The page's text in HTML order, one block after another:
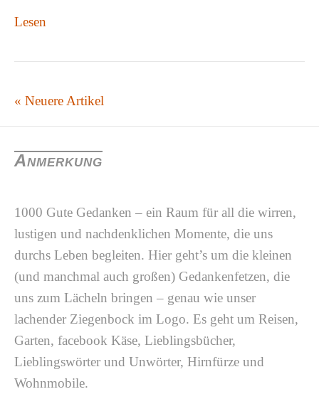
Lesen
« Neuere Artikel
Anmerkung
1000 Gute Gedanken – ein Raum für all die wirren,
lustigen und nachdenklichen Momente, die uns
durchs Leben begleiten. Hier geht’s um die kleinen
(und manchmal auch großen) Gedankenfetzen, die
uns zum Lächeln bringen – genau wie unser
lachender Ziegenbock im Logo. Es geht um Reisen,
Garten, facebook Käse, Lieblingsbücher,
Lieblingswörter und Unwörter, Hirnfürze und
Wohnmobile.